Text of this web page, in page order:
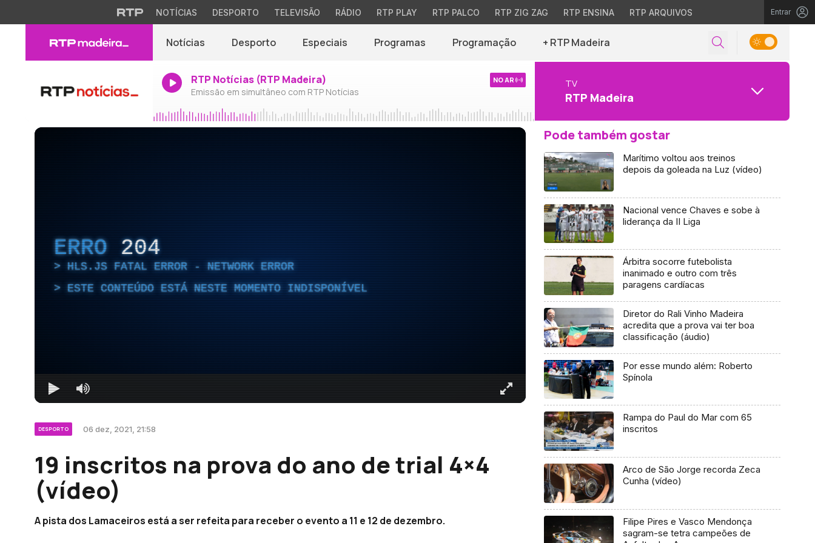
NOTÍCIAS DESPORTO TELEVISÃO RÁDIO RTP PLAY RTP PALCO RTP ZIG ZAG RTP ENSINA RTP ARQUIVOS Entrar
Notícias Desporto Especiais Programas Programação + RTP Madeira
RTP Notícias (RTP Madeira)
Emissão em simultâneo com RTP Notícias
NO AR TV
RTP Madeira
ERRO 204
HLS.JS FATAL ERROR - NETWORK ERROR
ESTE CONTEÚDO ESTÁ NESTE MOMENTO INDISPONÍVEL
DESPORTO 06 dez, 2021, 21:58
19 inscritos na prova do ano de trial 4×4
(vídeo)
A pista dos Lamaceiros está a ser refeita para receber o evento a 11 e 12 de dezembro.
Pode também gostar
Marítimo voltou aos treinos
depois da goleada na Luz (vídeo)
Nacional vence Chaves e sobe à
liderança da II Liga
Árbitra socorre futebolista
inanimado e outro com três
paragens cardíacas
Diretor do Rali Vinho Madeira
acredita que a prova vai ter boa
classificação (áudio)
Por esse mundo além: Roberto
Spínola
Rampa do Paul do Mar com 65
inscritos
Arco de São Jorge recorda Zeca
Cunha (vídeo)
Filipe Pires e Vasco Mendonça
sagram-se tetra campeões de